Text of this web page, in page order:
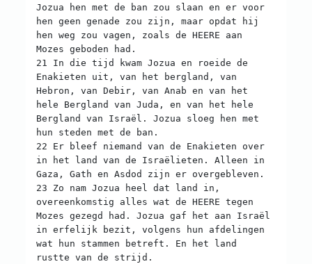
Jozua hen met de ban zou slaan en er voor
hen geen genade zou zijn, maar opdat hij
hen weg zou vagen, zoals de HEERE aan
Mozes geboden had.
21 In die tijd kwam Jozua en roeide de
Enakieten uit, van het bergland, van
Hebron, van Debir, van Anab en van het
hele Bergland van Juda, en van het hele
Bergland van Israël. Jozua sloeg hen met
hun steden met de ban.
22 Er bleef niemand van de Enakieten over
in het land van de Israëlieten. Alleen in
Gaza, Gath en Asdod zijn er overgebleven.
23 Zo nam Jozua heel dat land in,
overeenkomstig alles wat de HEERE tegen
Mozes gezegd had. Jozua gaf het aan Israël
in erfelijk bezit, volgens hun afdelingen
wat hun stammen betreft. En het land
rustte van de strijd.